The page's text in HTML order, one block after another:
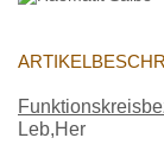
Leb,Her